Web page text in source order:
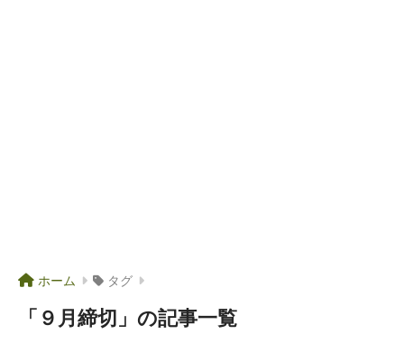
ホーム タグ
「９月締切」の記事一覧